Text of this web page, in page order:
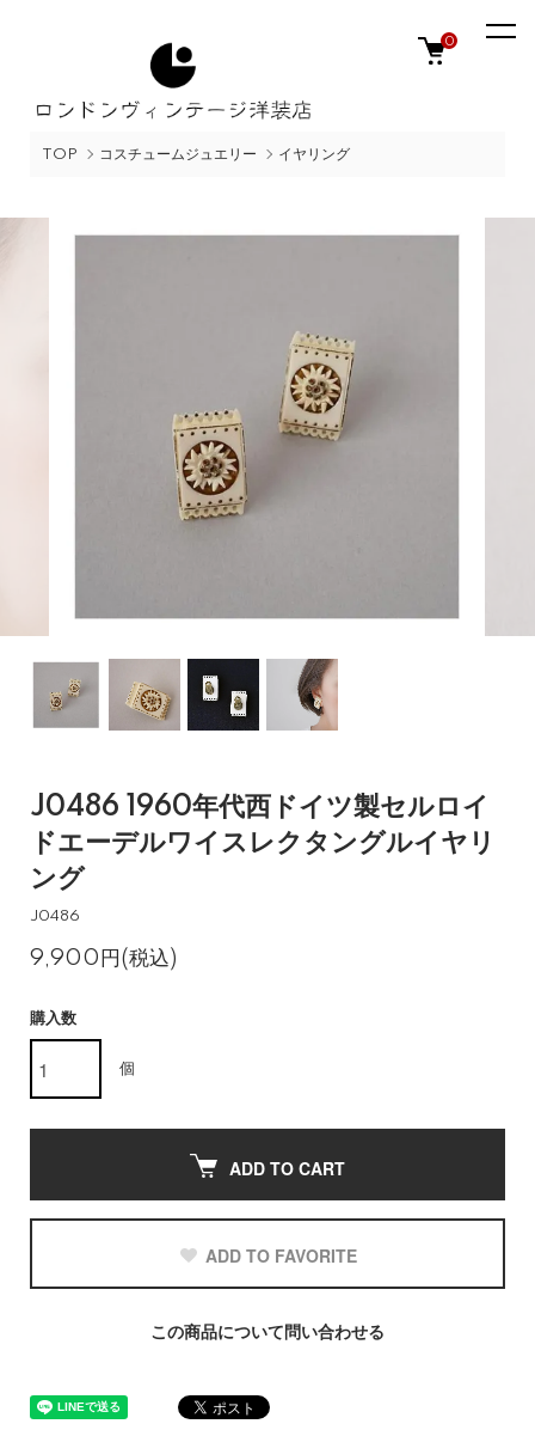
0
TOP コスチュームジュエリー イヤリング
J0486 1960年代西ドイツ製セルロイ
ドエーデルワイスレクタングルイヤリ
ング
J0486
9,900円(税込)
購入数
個
ADD TO CART
ADD TO FAVORITE
この商品について問い合わせる